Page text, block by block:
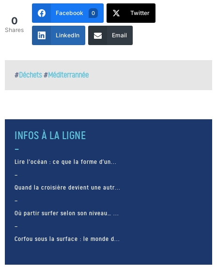
0
Shares
Facebook 0 Twitter
LinkedIn Email
#Déchets#Méditerrannée
INFOS À LA LIGNE
Lire l’océan : ce que la forme d’un...
Quand la croisière devient une autr...
Où partir surfer selon son niveau… ...
Corfou sous la surface : le monde d...